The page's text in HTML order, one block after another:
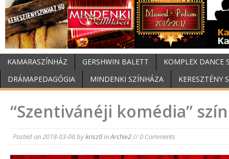
KAMARASZÍNHÁZ GERSHWIN BALETT
KOMPLEX DANCE
DRÁMAPEDAGÓGIA
MINDENKI SZÍNHÁZA KERESZTÉNY
“Szentivánéji komédia”
Posted on2018-03-08bykrisztlinArchiv2// 0 Comments